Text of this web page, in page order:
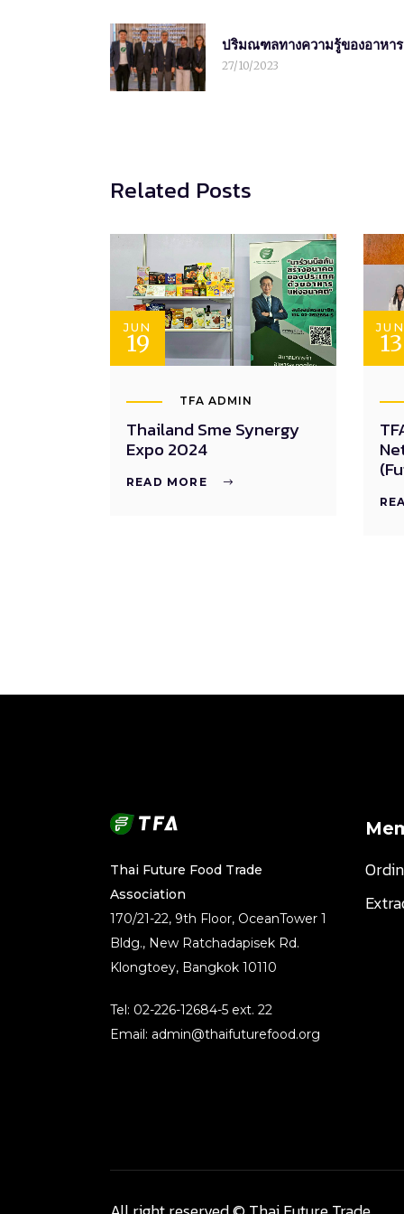
ปริมณฑลทางความรู้ของอาหา
27/10/2023
Related Posts
JUN
19
TFA ADMIN
Thailand Sme Synergy
Expo 2024
READ MORE
13
Thai Future Food Trade
Association
170/21-22, 9th Floor, OceanTower 1
Bldg., New Ratchadapisek Rd.
Klongtoey, Bangkok 10110
Tel: 02-226-12684-5 ext. 22
Email: admin@thaifuturefood.org